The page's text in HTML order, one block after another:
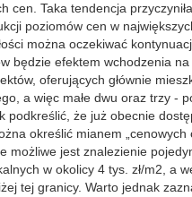
cen. Taka tendencja
poziomów cen w
można oczekiwać
będzie efektem wchodzenia
oferujących głównie
a więc małe dwu oraz trzy -
podkreślić, że już obecnie
określić mianem „cenowych
możliwe jest znalezienie
w okolicy 4 tys. zł/m2, a
tej granicy. Warto jednak